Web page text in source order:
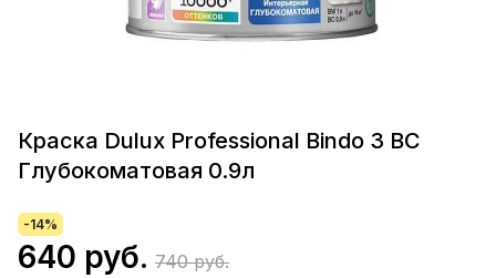
Краска Dulux Professional Bindo 3 BC
Глубокоматовая 0.9л
-14%
640 руб. 740 руб.